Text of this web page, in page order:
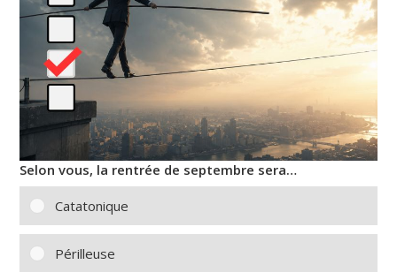
Selon vous, la rentrée de septembre sera…
Catatonique
Périlleuse